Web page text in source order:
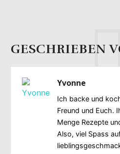
GESCHRIEBEN
Yvonne
Ich backe und
Freund und Euch.
Menge Rezepte
Also, viel Spass